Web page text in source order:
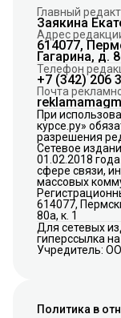
Главный
Заякина
Адрес
614077,
Гагарина, д.
Телефон
+7 (342) 206
Почта
При
курсе.ру»
разрешения
Сетевое
01.02.2018
сфере связи,
массовых
614077,
80а, к. 1
Для сетевых
гиперссылка
Учредитель:
Политика в